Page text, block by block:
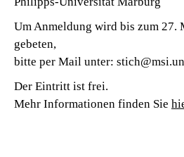
Um Anmeldung wird bis zum 27.
gebeten,
bitte per Mail unter:
Der Eintritt ist frei.
Mehr Informationen finden Sie